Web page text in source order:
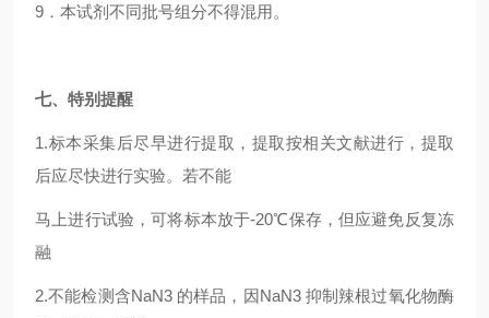
9 ．本试剂不同批号组分不得混用。
七、特别提醒
1.标本采集后尽早进行提取，提取按相关文献进行，提取
后应尽快进行实验。若不能
马上进行试验，可将标本放于-20℃保存，但应避免反复冻
融
2.不能检测含NaN3 的样品，因NaN3 抑制辣根过氧化物酶